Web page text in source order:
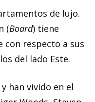
de lujo.
(Board) tiene
respecto a sus
del lado Este.
han vivido en el